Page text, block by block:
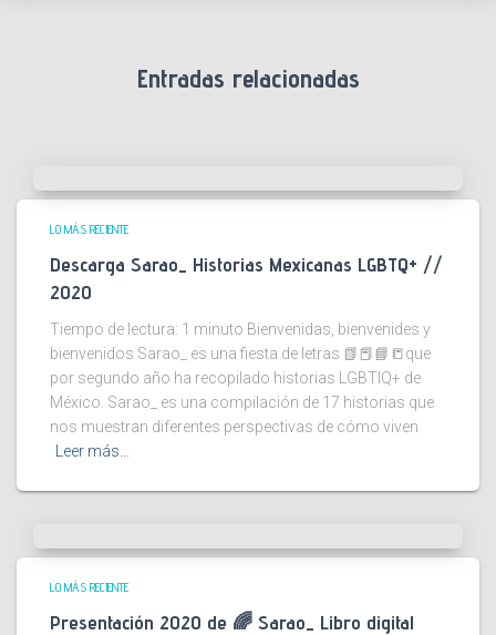
Entradas relacionadas
LO MÁS RECIENTE
Descarga Sarao_ Historias Mexicanas LGBTQ+ //
2020
Tiempo de lectura: 1 minuto Bienvenidas, bienvenides y
bienvenidos Sarao_ es una fiesta de letras 📗📕📘📒que
por segundo año ha recopilado historias LGBTIQ+ de
México. Sarao_ es una compilación de 17 historias que
nos muestran diferentes perspectivas de cómo viven
Leer más…
LO MÁS RECIENTE
Presentación 2020 de 🌈 Sarao_ Libro digital